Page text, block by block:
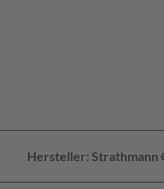
Hersteller: Strathmann